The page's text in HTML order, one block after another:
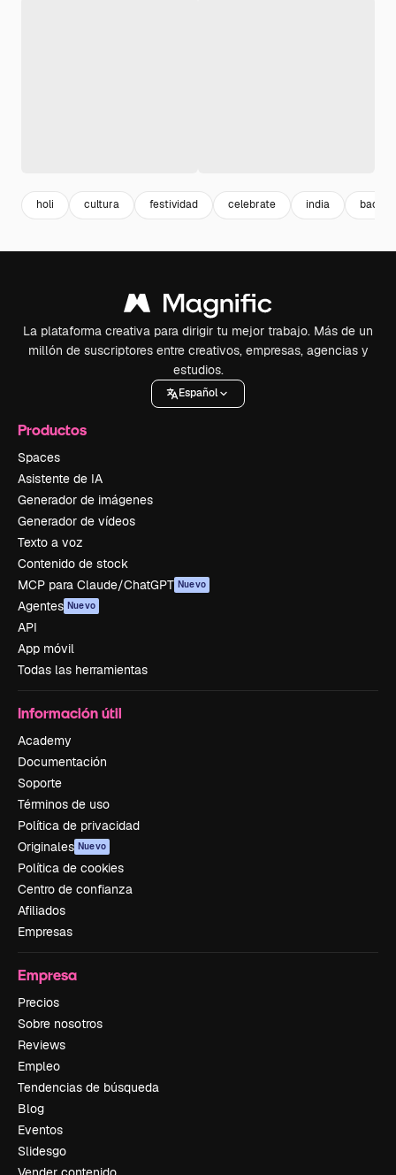
holi cultura festividad celebrate india
La plataforma creativa para dirigir tu mejor trabajo. Más de un
millón de suscriptores entre creativos, empresas, agencias y
estudios.
Español
Productos
Spaces
Asistente de IA
Generador de imágenes
Generador de vídeos
Texto a voz
Contenido de stock
MCP para Claude/ChatGPT Nuevo
Agentes Nuevo
API
App móvil
Todas las herramientas
Información útil
Academy
Documentación
Soporte
Términos de uso
Política de privacidad
Originales Nuevo
Política de cookies
Centro de confianza
Afiliados
Empresas
Empresa
Precios
Sobre nosotros
Reviews
Empleo
Tendencias de búsqueda
Blog
Eventos
Slidesgo